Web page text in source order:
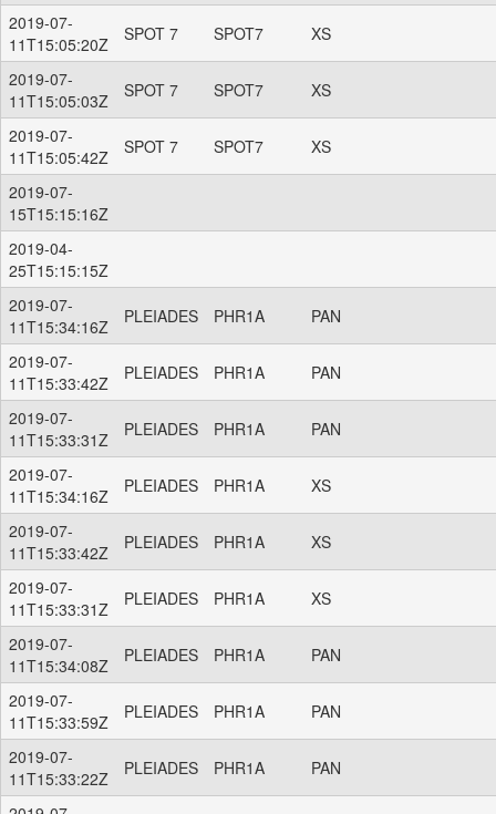
2019-07-
11T15:05:20Z
SPOT 7 SPOT7 XS
2019-07-
11T15:05:03Z
SPOT 7 SPOT7 XS
2019-07-
11T15:05:42Z
SPOT 7 SPOT7 XS
2019-07-
15T15:15:16Z
2019-04-
25T15:15:15Z
2019-07-
11T15:34:16Z
PLEIADES PHR1A PAN
2019-07-
11T15:33:42Z
PLEIADES PHR1A PAN
2019-07-
11T15:33:31Z
PLEIADES PHR1A PAN
2019-07-
11T15:34:16Z
PLEIADES PHR1A XS
2019-07-
11T15:33:42Z
PLEIADES PHR1A XS
2019-07-
11T15:33:31Z
PLEIADES PHR1A XS
2019-07-
11T15:34:08Z
PLEIADES PHR1A PAN
2019-07-
11T15:33:59Z
PLEIADES PHR1A PAN
2019-07-
11T15:33:22Z
PLEIADES PHR1A PAN